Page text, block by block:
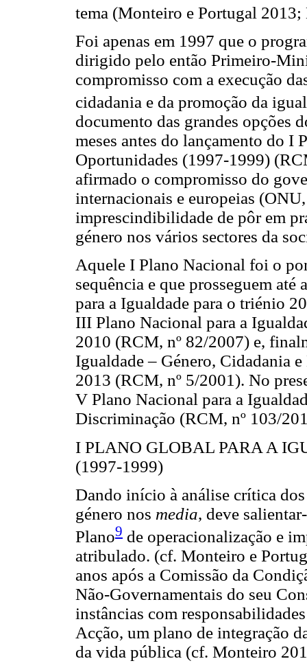
tema (Monteiro e Portugal
Foi apenas em 1997 que o
dirigido pelo então Primeiro-
compromisso com a execução
cidadania e da promoção da
documento das grandes opções
meses antes do lançamento do I
Oportunidades (1997-1999)
afirmado o compromisso do
internacionais e europeias
imprescindibilidade de pôr em
género nos vários sectores da
Aquele I Plano Nacional foi o
sequência e que prosseguem
para a Igualdade para o triénio
III Plano Nacional para a
2010 (RCM, nº 82/2007) e,
Igualdade – Género, Cidadania
2013 (RCM, nº 5/2001). No
V Plano Nacional para a
Discriminação (RCM, nº 103/
I PLANO GLOBAL PARA A
(1997-1999)
Dando início à análise crítica
género nos media, deve
Plano9 de operacionalização e
atribulado. (cf. Monteiro e
anos após a Comissão da
Não-Governamentais do seu
instâncias com
Acção, um plano de integração
da vida pública (cf. Monteiro